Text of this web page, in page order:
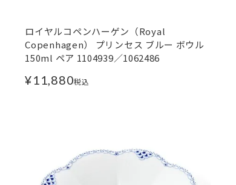
ロイヤルコペンハーゲン（Royal
Copenhagen） プリンセス ブルー ボウル
150ml ペア 1104939／1062486
¥11,880税込